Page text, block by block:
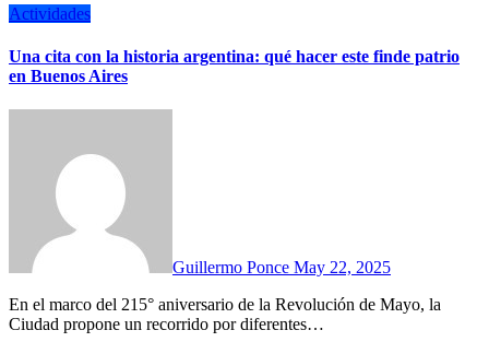
Actividades
Una cita con la historia argentina: qué hacer este finde patrio
en Buenos Aires
Guillermo Ponce May 22, 2025
En el marco del 215° aniversario de la Revolución de Mayo, la
Ciudad propone un recorrido por diferentes…